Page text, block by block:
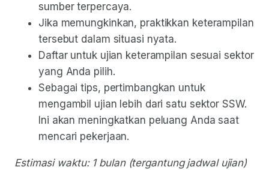
sumber terpercaya.
Jika memungkinkan, praktikkan keterampilan
tersebut dalam situasi nyata.
Daftar untuk ujian keterampilan sesuai sektor
yang Anda pilih.
Sebagai tips, pertimbangkan untuk
mengambil ujian lebih dari satu sektor SSW.
Ini akan meningkatkan peluang Anda saat
mencari pekerjaan.
Estimasi waktu: 1 bulan (tergantung jadwal ujian)